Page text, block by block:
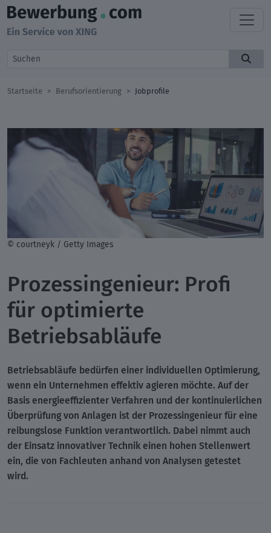
Startseite Berufsorientierung Jobprofile
© courtneyk / Getty Images
Prozessingenieur: Profi
für optimierte
Betriebsabläufe
Betriebsabläufe bedürfen einer individuellen Optimierung,
wenn ein Unternehmen effektiv agieren möchte. Auf der
Basis energieeffizienter Verfahren und der kontinuierlichen
Überprüfung von Anlagen ist der Prozessingenieur für eine
reibungslose Funktion verantwortlich. Dabei nimmt auch
der Einsatz innovativer Technik einen hohen Stellenwert
ein, die von Fachleuten anhand von Analysen getestet
wird.